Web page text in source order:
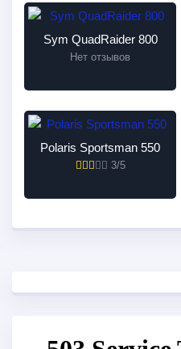
Sym QuadRaider 800
Нет отзывов
Polaris Sportsman 550
3/5